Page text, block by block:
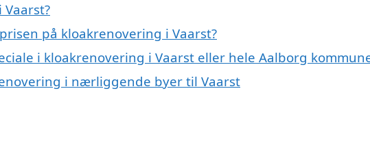
på kloakrenovering i Vaarst?
i kloakrenovering i Vaarst eller hele Aalborg
i nærliggende byer til Vaarst